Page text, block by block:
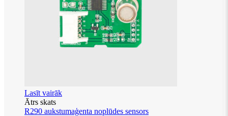
Lasīt vairāk
Ātrs skats
R290 aukstumaģenta noplūdes sensors